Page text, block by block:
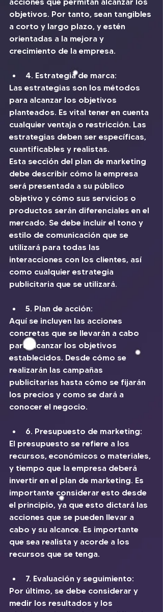
objetivos. Por tanto, sean tangibles
a corto y largo plazo, y estén
orientadas a la mejora y
crecimiento de la empresa.
4. Estrategia de marca:
Las estrategias son los métodos
para alcanzar los objetivos
planteados. Es vital tener en cuenta
cualquier ventaja o restricción. Las
estrategias deben ser específicas,
cuantificables y realistas.
Esta sección del plan de marketing
debe describir cómo la empresa
será presentada a su público
objetivo y cómo sus servicios o
productos serán diferenciales en el
mercado. Se debe incluir el tono y
estilo de comunicación que se
utilizará para todas las
interacciones con los clientes, así
como cualquier estrategia
publicitaria que se utilizará.
5. Plan de acción:
Aquí se incluyen las acciones
concretas que se llevarán a cabo
para alcanzar los objetivos
establecidos. Desde cómo se
realizarán las campañas
publicitarias hasta cómo se fijarán
los precios y como se dará a
conocer el negocio.
6. Presupuesto de marketing:
El presupuesto se refiere a los
recursos, económicos o materiales,
y tiempo que la empresa deberá
invertir en el plan de marketing. Es
importante considerar esto desde
el principio, ya que esto dictará las
acciones que se pueden llevar a
cabo y su alcance. Es importante
que sea realista y acorde a los
recursos que se tenga.
7. Evaluación y seguimiento:
Por último, se debe considerar y
medir los resultados y los